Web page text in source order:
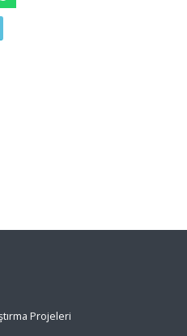
Projeleri